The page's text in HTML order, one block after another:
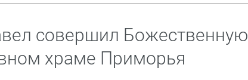
совершил Божественную
храме Приморья